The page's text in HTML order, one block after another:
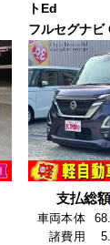
トEd
フルセグナ
支払総
車両本体
諸費用